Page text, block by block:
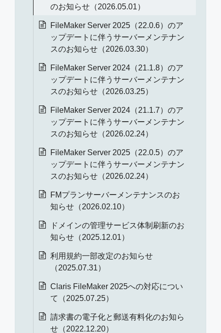
のお知らせ（2026.05.01）
FileMaker Server 2025（22.0.6）のア
ップデートに伴うサーバーメンテナン
スのお知らせ（2026.03.30）
FileMaker Server 2024（21.1.8）のア
ップデートに伴うサーバーメンテナン
スのお知らせ（2026.03.25）
FileMaker Server 2024（21.1.7）のア
ップデートに伴うサーバーメンテナン
スのお知らせ（2026.02.24）
FileMaker Server 2025（22.0.5）のア
ップデートに伴うサーバーメンテナン
スのお知らせ（2026.02.24）
FMプランサーバーメンテナンスのお
知らせ（2026.02.10）
ドメインの管理サービス体制刷新のお
知らせ（2025.12.01）
利用規約一部改定のお知らせ
（2025.07.31）
Claris FileMaker 2025への対応につい
て（2025.07.25）
請求書の電子化と郵送有料化のお知ら
せ（2022.12.20）